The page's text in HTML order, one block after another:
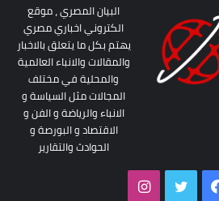
البيان المصري ، موقع
الكتروني اخباري مصري
يهتم بكل ما يتعلق بالاخبار
والمقالات والانباء العالمية
والمحلية في مختلف
المجالات مثل السياسة و
الانباء والرياضة و الفن و
الاقتصاد و البورصة و
الحوادث والتقارير
فيسبوك تويتر